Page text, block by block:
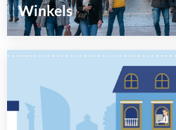
Winkels
meer